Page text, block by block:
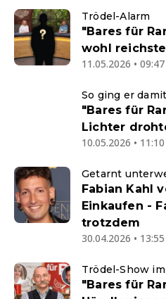
Trödel-Alarm
"Bares für
wohl
11.05.2026 •
So ging er
"Bares für
Lichter
10.05.2026 •
Getarnt
Fabian Kahl
Einkaufen -
trotzdem
30.04.2026 •
Trödel-Show
"Bares für